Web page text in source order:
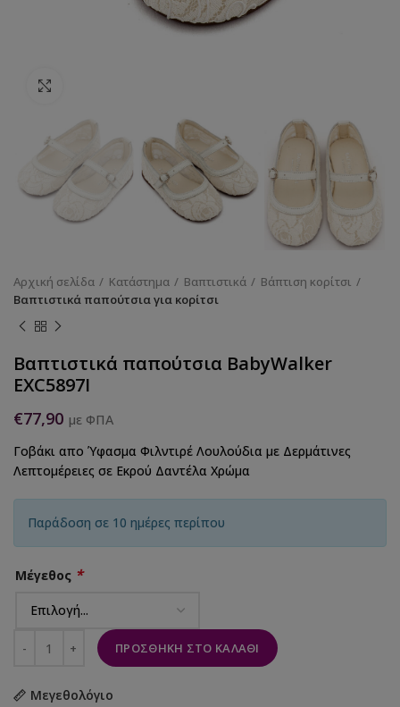
Αρχική σελίδα Κατάστημα Βαπτιστικά
Βάπτιση κορίτσι
Βαπτιστικά παπούτσια για κορίτσι
Βαπτιστικά παπούτσια BabyWalker
EXC5897I
€77,90 με ΦΠΑ
Γοβάκι απο Ύφασμα Φιλντιρέ Λουλούδια με Δερμάτινες
Λεπτομέρειες σε Εκρού Δαντέλα Χρώμα
Παράδοση σε 10 ημέρες περίπου
Μέγεθος *
ΠΡΟΣΘΉΚΗ ΣΤΟ ΚΑΛΆΘΙ
Μεγεθολόγιο